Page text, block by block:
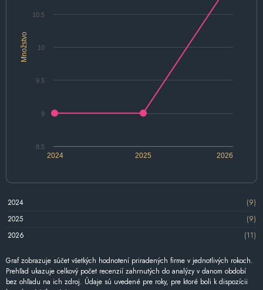
Množstvo
2024 2026
2025
8.5
9
9.5
10
10.5
2024
(9)
2025
(9)
2026
(11)
Graf zobrazuje súčet všetkých hodnotení priradených firme v jednotlivých rokoch.
Prehľad ukazuje celkový počet recenzií zahrnutých do analýzy v danom období
bez ohľadu na ich zdroj. Údaje sú uvedené pre roky, pre ktoré boli k dispozícii